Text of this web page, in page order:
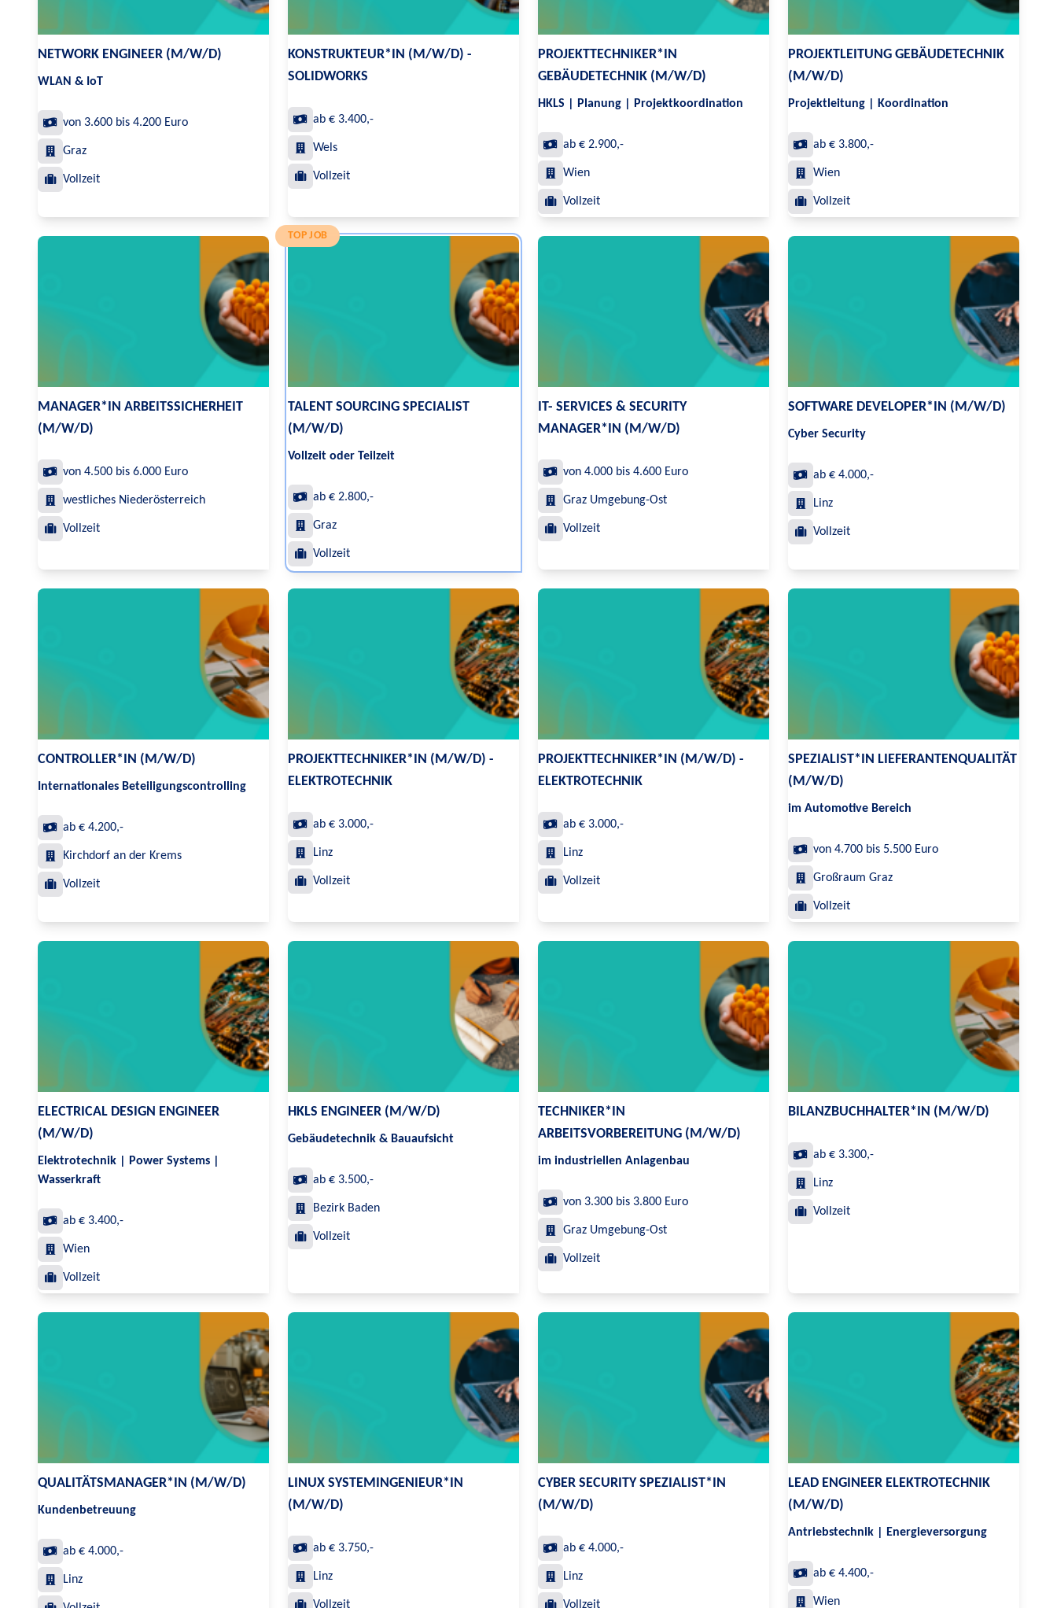
NETWORK ENGINEER (M/W/D)
WLAN & IoT
von 3.600 bis 4.200 Euro
Graz
Vollzeit
KONSTRUKTEUR*IN (M/W/D) -
SOLIDWORKS
ab € 3.400,-
Wels
Vollzeit
PROJEKTTECHNIKER*IN
GEBÄUDETECHNIK (M/W/D)
HKLS | Planung | Projektkoordination
ab € 2.900,-
Wien
Vollzeit
PROJEKTLEITUNG GEBÄUDETECHNIK
(M/W/D)
Projektleitung | Koordination
ab € 3.800,-
Wien
Vollzeit
MANAGER*IN ARBEITSSICHERHEIT
(M/W/D)
von 4.500 bis 6.000 Euro
westliches Niederösterreich
Vollzeit
TOP JOB
TALENT SOURCING SPECIALIST
(M/W/D)
Vollzeit oder Teilzeit
ab € 2.800,-
Graz
Vollzeit
IT- SERVICES & SECURITY
MANAGER*IN (M/W/D)
von 4.000 bis 4.600 Euro
Graz Umgebung-Ost
Vollzeit
SOFTWARE DEVELOPER*IN (M/W/D)
Cyber Security
ab € 4.000,-
Linz
Vollzeit
CONTROLLER*IN (M/W/D)
Internationales Beteiligungscontrolling
ab € 4.200,-
Kirchdorf an der Krems
Vollzeit
PROJEKTTECHNIKER*IN (M/W/D) -
ELEKTROTECHNIK
ab € 3.000,-
Linz
Vollzeit
PROJEKTTECHNIKER*IN (M/W/D) -
ELEKTROTECHNIK
ab € 3.000,-
Linz
Vollzeit
SPEZIALIST*IN LIEFERANTENQUALITÄT
(M/W/D)
im Automotive Bereich
von 4.700 bis 5.500 Euro
Großraum Graz
Vollzeit
ELECTRICAL DESIGN ENGINEER
(M/W/D)
Elektrotechnik | Power Systems |
Wasserkraft
ab € 3.400,-
Wien
Vollzeit
HKLS ENGINEER (M/W/D)
Gebäudetechnik & Bauaufsicht
ab € 3.500,-
Bezirk Baden
Vollzeit
TECHNIKER*IN
ARBEITSVORBEREITUNG (M/W/D)
im industriellen Anlagenbau
von 3.300 bis 3.800 Euro
Graz Umgebung-Ost
Vollzeit
BILANZBUCHHALTER*IN (M/W/D)
ab € 3.300,-
Linz
Vollzeit
QUALITÄTSMANAGER*IN (M/W/D)
Kundenbetreuung
ab € 4.000,-
Linz
LINUX SYSTEMINGENIEUR*IN
(M/W/D)
ab € 3.750,-
Linz
Vollzeit
CYBER SECURITY SPEZIALIST*IN
(M/W/D)
ab € 4.000,-
Linz
Vollzeit
LEAD ENGINEER ELEKTROTECHNIK
(M/W/D)
Antriebstechnik | Energieversorgung
ab € 4.400,-
Wien